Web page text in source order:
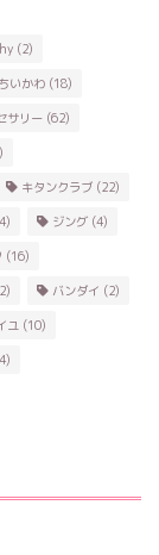
(2)
ちいかわ (18)
サリー (62)
キタンクラブ (22)
ジング (4)
(16)
バンダイ (2)
ユ (10)